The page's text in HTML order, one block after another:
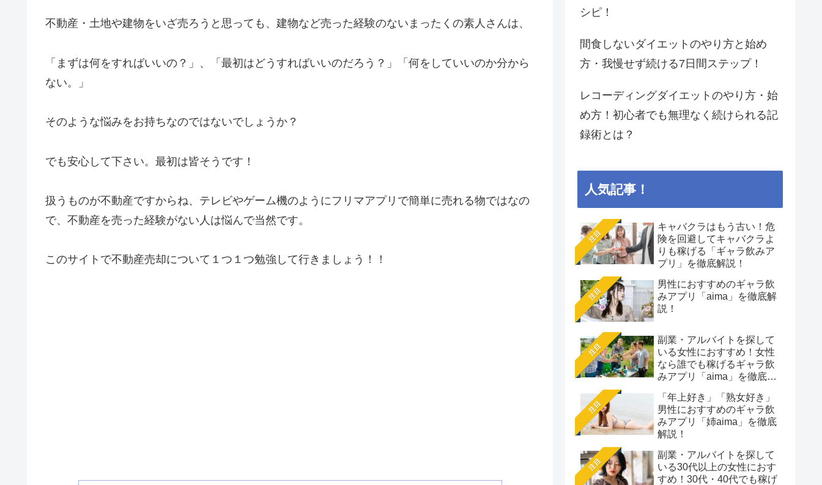
不動産・土地や建物をいざ売ろうと思っても、建物など売った経験のないまったくの素人さんは、
「まずは何をすればいいの？」、「最初はどうすればいいのだろう？」「何をしていいのか分から
ない。」
そのような悩みをお持ちなのではないでしょうか？
でも安心して下さい。最初は皆そうです！
扱うものが不動産ですからね、テレビやゲーム機のようにフリマアプリで簡単に売れる物ではなの
で、不動産を売った経験がない人は悩んで当然です。
このサイトで不動産売却について１つ１つ勉強して行きましょう！！
シピ！
間食しないダイエットのやり方と始め
方・我慢せず続ける7日間ステップ！
レコーディングダイエットのやり方・始
め方！初心者でも無理なく続けられる記
録術とは？
人気記事！
注目
キャバクラはもう古い！危
険を回避してキャバクラよ
りも稼げる「ギャラ飲みア
プリ」を徹底解説！
注目
男性におすすめのギャラ飲
みアプリ「aima」を徹底解
説！
注目
副業・アルバイトを探して
いる女性におすすめ！女性
なら誰でも稼げるギャラ飲
みアプリ「aima」を徹底解
注目
「年上好き」「熟女好き」
男性におすすめのギャラ飲
みアプリ「姉aima」を徹底
解説！
注目
副業・アルバイトを探して
いる30代以上の女性におす
すめ！30代・40代でも稼げ